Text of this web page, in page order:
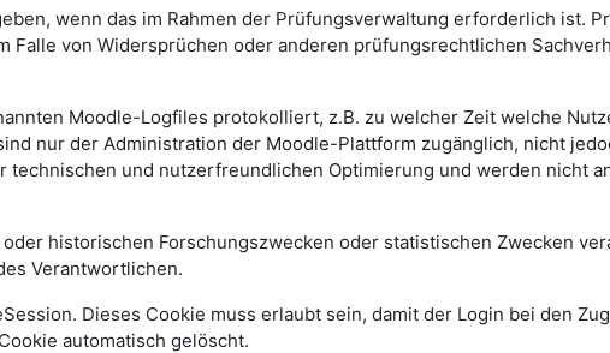
wenn das im Rahmen der Prüfungsverwaltung erforderlich ist.
Falle von Widersprüchen oder anderen prüfungsrechtlichen
Moodle-Logfiles protokolliert, z.B. zu welcher Zeit welche
nur der Administration der Moodle-Plattform zugänglich, nicht
und nutzerfreundlichen Optimierung und werden nicht
historischen Forschungszwecken oder statistischen Zwecken
Verantwortlichen.
Dieses Cookie muss erlaubt sein, damit der Login bei den
automatisch gelöscht.